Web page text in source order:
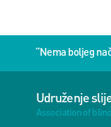
“Nema boljeg
Udruženje
Association of